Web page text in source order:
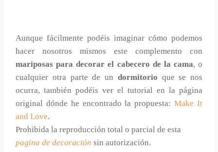
Aunque fácilmente podéis imaginar cómo podemos
hacer nosotros mismos este complemento con
mariposas para decorar el cabecero de la cama, o
cualquier otra parte de un dormitorio que se nos
ocurra, también podéis ver el tutorial en la página
original dónde he encontrado la propuesta:Make It
and Love.
Prohibida la reproducción total o parcial de esta
pagina de decoración sin autorización.